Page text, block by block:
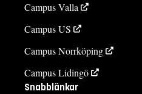
Campus Valla
Campus US
Campus Norrköping
Campus Lidingö
Snabblänkar